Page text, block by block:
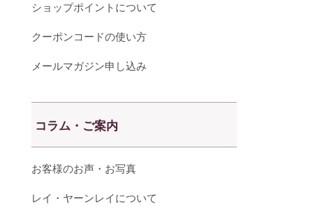
ショップポイントについて
クーポンコードの使い方
メールマガジン申し込み
コラム・ご案内
お客様のお声・お写真
レイ・ヤーンレイについて